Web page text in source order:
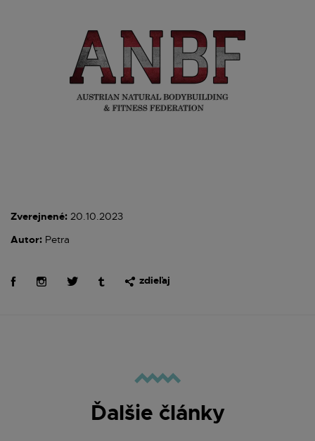
Zverejnené: 20.10.2023
Autor: Petra
zdieľaj
Ďalšie články